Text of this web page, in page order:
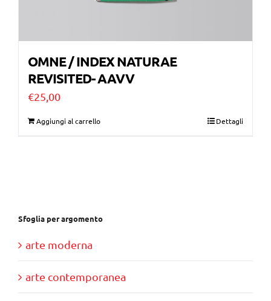
OMNE / INDEX NATURAE
REVISITED- AAVV
€25,00
Aggiungi al carrello Dettagli
Sfoglia per argomento
arte moderna
arte contemporanea